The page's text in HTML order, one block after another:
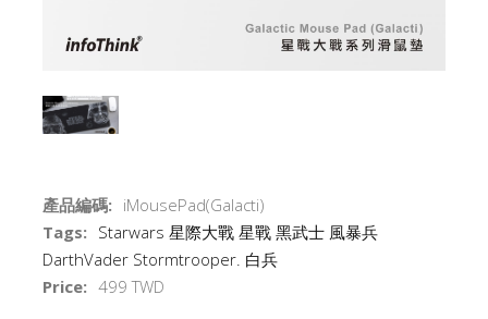
產品編碼: iMousePad(Galacti)
Tags: Starwars 星際大戰 星戰 黑武士 風暴兵
DarthVader Stormtrooper. 白兵
Price: 499 TWD